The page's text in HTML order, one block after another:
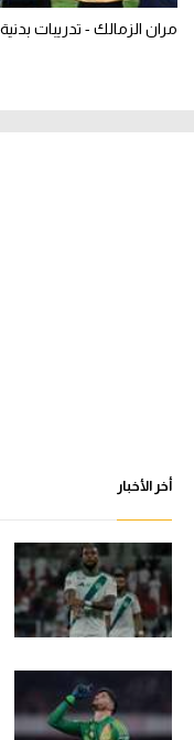
مران الزمالك - تدريبات
أخر الأخبار